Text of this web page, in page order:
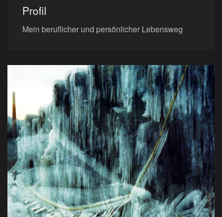
Profil
Mein beruflicher und persönlicher Lebensweg